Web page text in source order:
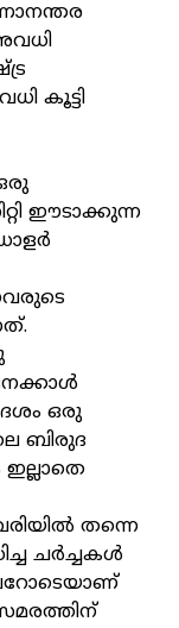
കൂട്ടി
ഈടാക്കുന്ന
ഒരു
ബിരുദ
തന്നെ
ചർച്ചകൾ